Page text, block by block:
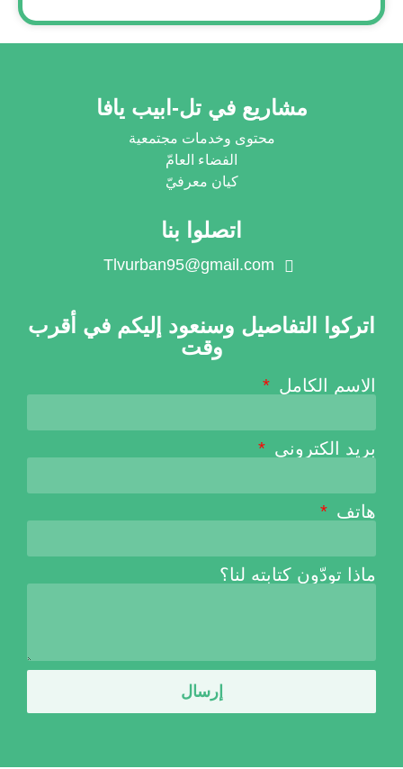
مشاريع في تل-ابيب يافا
محتوى وخدمات مجتمعية
الفضاء العامّ
كيان معرفيّ
اتصلوا بنا
Tlvurban95@gmail.com
اتركوا التفاصيل وسنعود إليكم في أقرب
وقت
الاسم الكامل
بريد الكتروني
هاتف
ماذا تودّون كتابته لنا؟
إرسال